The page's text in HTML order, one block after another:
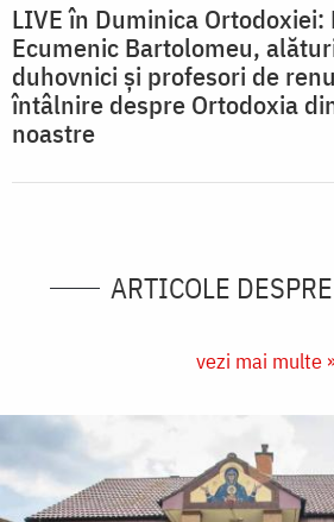
LIVE în Duminica
Ecumenic Bartolomeu,
duhovnici și profesori de
întâlnire despre Ortodoxia
noastre
ARTICOLE
vezi mai multe